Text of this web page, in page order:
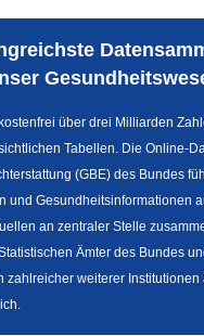
über drei Milliarden
Tabellen. Die Online-
(GBE) des Bundes
und Gesundheitsinformationen
an zentraler Stelle
Ämter des Bundes
zahlreicher weiterer Institutionen